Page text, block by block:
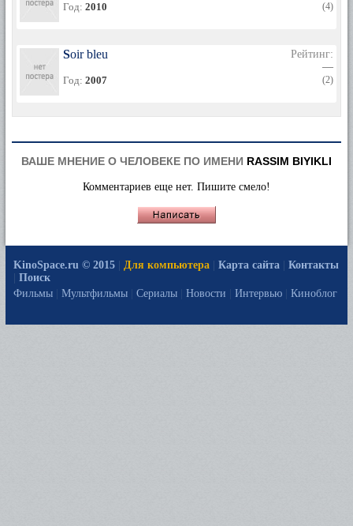
Год: 2010 (4)
Soir bleu
Год: 2007
Рейтинг:
—
(2)
ВАШЕ МНЕНИЕ О ЧЕЛОВЕКЕ ПО ИМЕНИ RASSIM BIYIKLI
Комментариев еще нет. Пишите смело!
KinoSpace.ru © 2015 Для компьютера Карта сайта
Контакты
Поиск
Фильмы
Мультфильмы Сериалы Новости Интервью Киноблог